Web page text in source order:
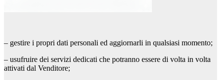
– gestire i propri dati personali ed aggiornarli in qualsiasi momento;
– usufruire dei servizi dedicati che potranno essere di volta in volta
attivati dal Venditore;